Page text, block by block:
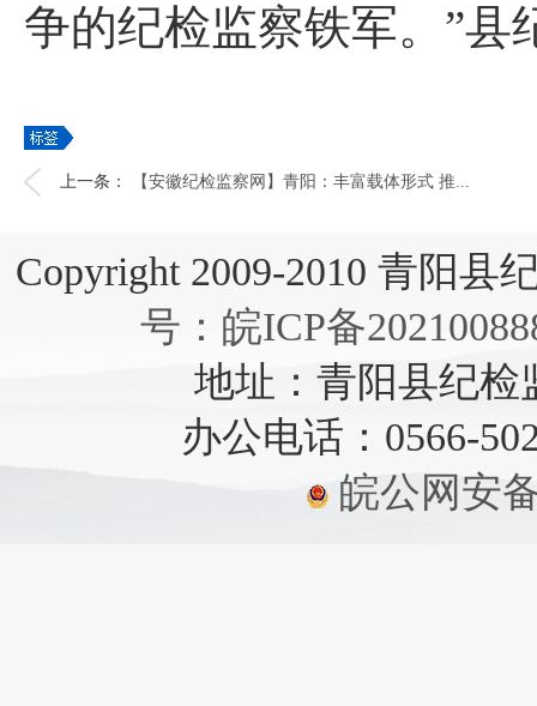
争的纪检监察铁军。”县
上一条： 【安徽纪检监察网】青阳：丰富载体形式 推...
Copyright 2009-2010 青阳县
号：皖ICP备
地址：青阳县纪检
办公电话：0566-
皖公网安